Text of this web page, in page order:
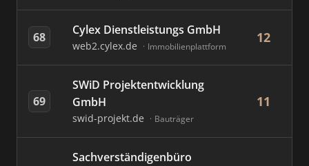
68 Cylex Dienstleistungs GmbH
web2.cylex.de Immobilienplattform
12
69
SWiD Projektentwicklung
GmbH
swid-projekt.de Bauträger
11
Sachverständigenbüro